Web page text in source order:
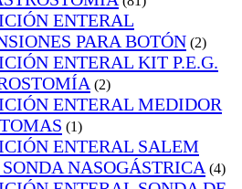
ENTERAL
PARA BOTÓN (2)
ENTERAL KIT P.E.G.
(2)
ENTERAL MEDIDOR
(1)
ENTERAL SALEM
SONDA NASOGÁSTRICA (4)